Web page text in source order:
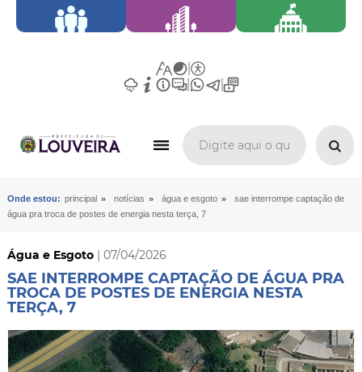
Onde estou: principal » notícias » água e esgoto »
sae interrompe captação de
água pra troca de postes de energia nesta terça, 7
Água e Esgoto| 07/04/2026
SAE INTERROMPE CAPTAÇÃO DE ÁGUA PRA
TROCA DE POSTES DE ENERGIA NESTA
TERÇA, 7